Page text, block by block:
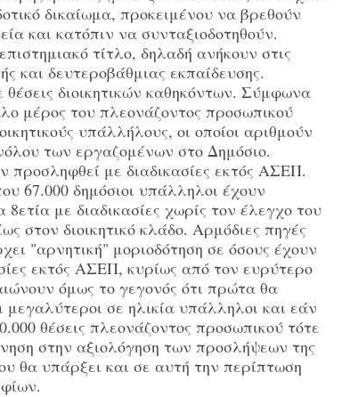
δικαίωμα, προκειμένου να βρεθούν
και κατόπιν να συνταξιοδοτηθούν.
τίτλο, δηλαδή ανήκουν στις
και δευτεροβάθμιας εκπαίδευσης.
διοικητικών καθηκόντων. Σύμφωνα
μέρος του πλεονάζοντος προσωπικού
υπάλλήλους, οι οποίοι αριθμούν
των εργαζομένων στο Δημόσιο.
προσληφθεί με διαδικασίες εκτός ΑΣΕΠ.
67.000 δημόσιοι υπάλληλοι έχουν
8ετία με διαδικασίες χωρίς τον έλεγχο του
στον διοικητικό κλάδο. Αρμόδιες πηγές
"αρνητική" μοριοδότηση σε όσους έχουν
εκτός ΑΣΕΠ, κυρίως από τον ευρύτερο
όμως το γεγονός ότι πρώτα θα
μεγαλύτεροι σε ηλικία υπάλληλοι και εάν
θέσεις πλεονάζοντος προσωπικού τότε
στην αξιολόγηση των προσλήψεων της
θα υπάρξει και σε αυτή την περίπτωση